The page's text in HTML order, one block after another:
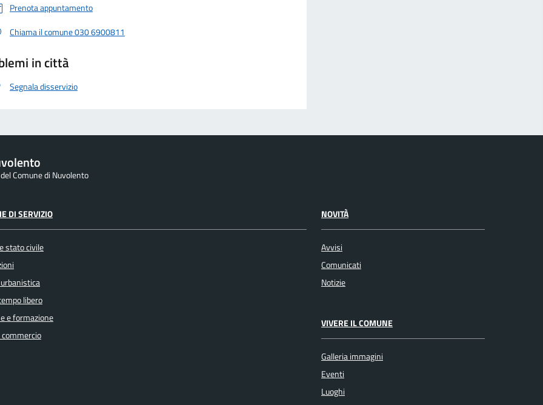
Prenota appuntamento
Chiama il comune 030 6900811
in città
Segnala disservizio
Comune di Nuvolento
DI SERVIZIO
stato civile
libero
e formazione
NOVITÀ
Avvisi
Comunicati
Notizie
VIVERE IL COMUNE
Galleria immagini
Eventi
Luoghi